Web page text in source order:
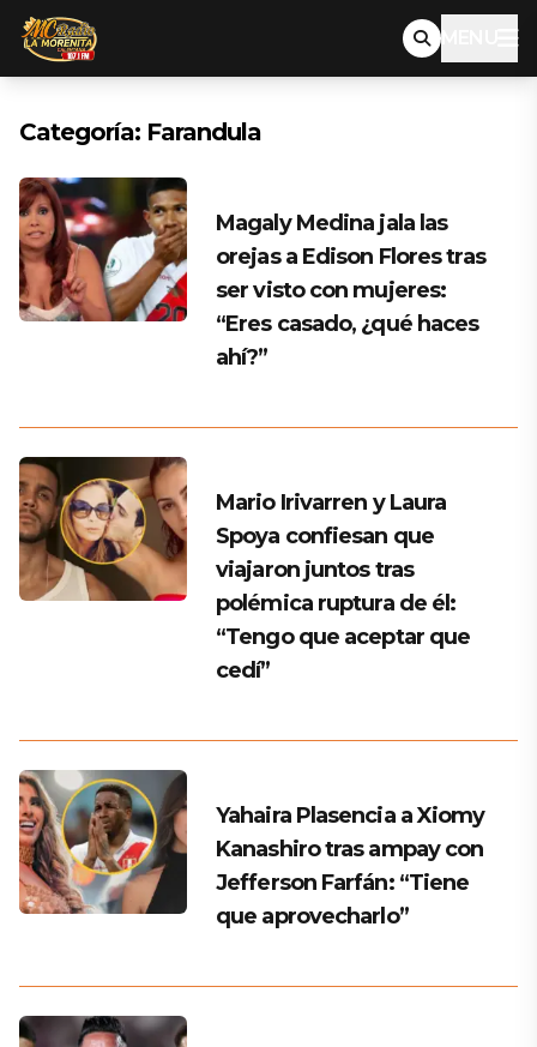
MENU
Categoría: Farandula
Magaly Medina jala las
orejas a Edison Flores tras
ser visto con mujeres:
“Eres casado, ¿qué haces
ahí?”
Mario Irivarren y Laura
Spoya confiesan que
viajaron juntos tras
polémica ruptura de él:
“Tengo que aceptar que
cedí”
Yahaira Plasencia a Xiomy
Kanashiro tras ampay con
Jefferson Farfán: “Tiene
que aprovecharlo”